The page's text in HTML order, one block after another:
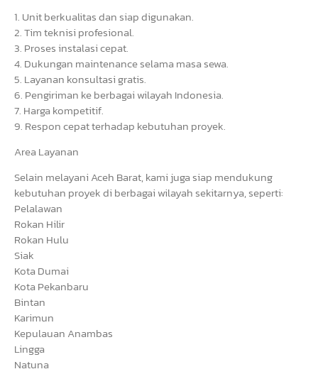
1. Unit berkualitas dan siap digunakan.
2. Tim teknisi profesional.
3. Proses instalasi cepat.
4. Dukungan maintenance selama masa sewa.
5. Layanan konsultasi gratis.
6. Pengiriman ke berbagai wilayah Indonesia.
7. Harga kompetitif.
9. Respon cepat terhadap kebutuhan proyek.
Area Layanan
Selain melayani Aceh Barat, kami juga siap mendukung
kebutuhan proyek di berbagai wilayah sekitarnya, seperti:
Pelalawan
Rokan Hilir
Rokan Hulu
Siak
Kota Dumai
Kota Pekanbaru
Bintan
Karimun
Kepulauan Anambas
Lingga
Natuna